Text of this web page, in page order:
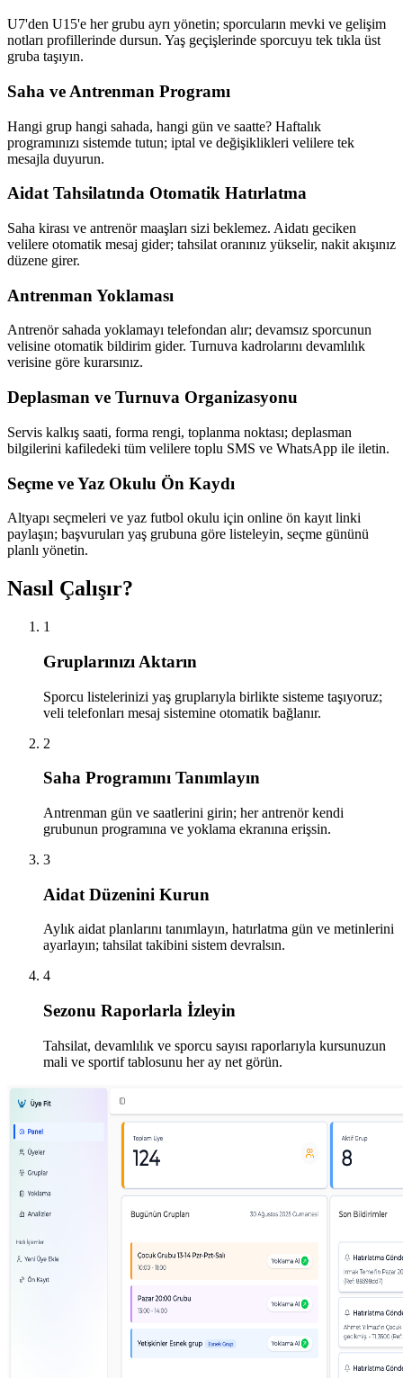
U7'den U15'e her grubu ayrı yönetin; sporcuların mevki ve gelişim
notları profillerinde dursun. Yaş geçişlerinde sporcuyu tek tıkla üst
gruba taşıyın.
Saha ve Antrenman Programı
Hangi grup hangi sahada, hangi gün ve saatte? Haftalık
programınızı sistemde tutun; iptal ve değişiklikleri velilere tek
mesajla duyurun.
Aidat Tahsilatında Otomatik Hatırlatma
Saha kirası ve antrenör maaşları sizi beklemez. Aidatı geciken
velilere otomatik mesaj gider; tahsilat oranınız yükselir, nakit akışınız
düzene girer.
Antrenman Yoklaması
Antrenör sahada yoklamayı telefondan alır; devamsız sporcunun
velisine otomatik bildirim gider. Turnuva kadrolarını devamlılık
verisine göre kurarsınız.
Deplasman ve Turnuva Organizasyonu
Servis kalkış saati, forma rengi, toplanma noktası; deplasman
bilgilerini kafiledeki tüm velilere toplu SMS ve WhatsApp ile iletin.
Seçme ve Yaz Okulu Ön Kaydı
Altyapı seçmeleri ve yaz futbol okulu için online ön kayıt linki
paylaşın; başvuruları yaş grubuna göre listeleyin, seçme gününü
planlı yönetin.
Nasıl Çalışır?
1
Gruplarınızı Aktarın
Sporcu listelerinizi yaş gruplarıyla birlikte sisteme taşıyoruz;
veli telefonları mesaj sistemine otomatik bağlanır.
2
Saha Programını Tanımlayın
Antrenman gün ve saatlerini girin; her antrenör kendi
grubunun programına ve yoklama ekranına erişsin.
3
Aidat Düzenini Kurun
Aylık aidat planlarını tanımlayın, hatırlatma gün ve metinlerini
ayarlayın; tahsilat takibini sistem devralsın.
4
Sezonu Raporlarla İzleyin
Tahsilat, devamlılık ve sporcu sayısı raporlarıyla kursunuzun
mali ve sportif tablosunu her ay net görün.